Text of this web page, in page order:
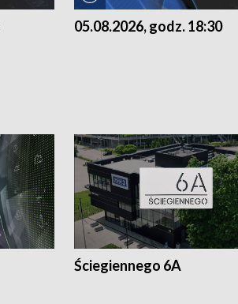
05.08.2026, godz. 18:30
Ściegiennego 6A